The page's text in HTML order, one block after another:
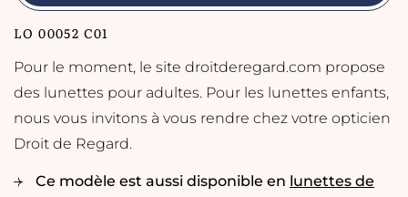
LO 00052 C01
Pour le moment, le site droitderegard.com propose
des lunettes pour adultes. Pour les lunettes enfants,
nous vous invitons à vous rendre chez votre opticien
Droit de Regard.
Ce modèle est aussi disponible en lunettes de